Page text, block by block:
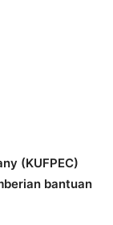
(KUFPEC)
bantuan